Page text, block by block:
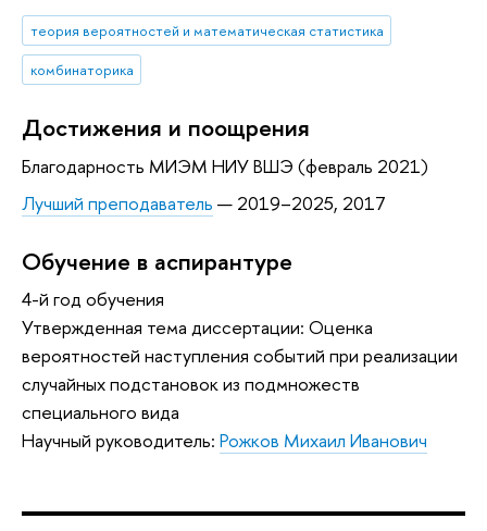
теория вероятностей и математическая статистика
комбинаторика
Достижения и поощрения
Благодарность МИЭМ НИУ ВШЭ (февраль 2021)
Лучший преподаватель — 2019–2025, 2017
Обучение в аспирантуре
4-й год обучения
Утвержденная тема диссертации: Оценка
вероятностей наступления событий при реализации
случайных подстановок из подмножеств
специального вида
Научный руководитель: Рожков Михаил Иванович